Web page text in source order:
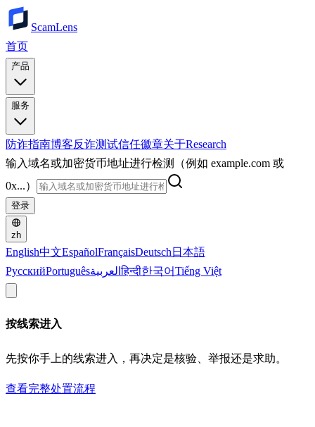
ScamLens
首页
产品
服务
防诈指南博客反诈测试信任徽章关于Research
输入域名或加密货币地址进行检测（例如 example.com 或
0x...）
登录
zh
English中文EspañolFrançaisDeutsch 日本語
РусскийPortuguêsالعربيةहिन्दी한국어Tiếng Việt
按线索进入
先按你手上的线索进入，再决定是核验、举报还是求助。
查看完整处置流程